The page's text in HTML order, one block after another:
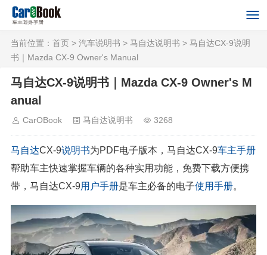
当前位置： 首页 > 汽车说明书 > 马自达说明书 > 马自达CX-9说明
书｜Mazda CX-9 Owner's Manual
马自达CX-9说明书｜Mazda CX-9 Owner's M
anual
CarOBook 马自达说明书 3268
马自达CX-9说明书为PDF电子版本，马自达CX-9车主手册
帮助车主快速掌握车辆的各种实用功能，免费下载方便携
带，马自达CX-9用户手册是车主必备的电子使用手册。